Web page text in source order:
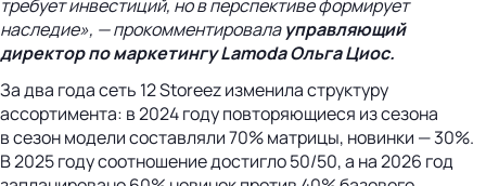
требует инвестиций, но в перспективе формирует
наследие», — прокомментировалауправляющий
директор по маркетингу Lamoda Ольга Циос.
За два года сеть 12 Storeez изменила структуру
ассортимента: в 2024 году повторяющиеся из сезона
в сезон модели составляли 70% матрицы, новинки — 30%.
В 2025 году соотношение достигло 50/50, а на 2026 год